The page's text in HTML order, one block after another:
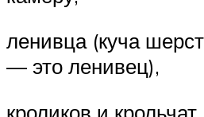
ленивца (куча
— это ленивец),